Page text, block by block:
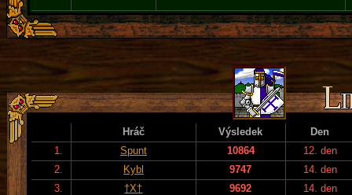
Hráč Výsledek
Den
1.
Spunt 10864
12. den
2.
Kybl 9747
14. den
3.
†X† 9692
14. den